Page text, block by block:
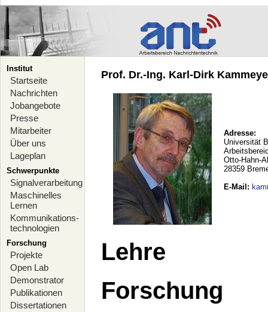
Institut
Startseite
Nachrichten
Jobangebote
Presse
Mitarbeiter
Über uns
Lageplan
Schwerpunkte
Signalverarbeitung
Maschinelles
Lernen
Kommunikations-
technologien
Forschung
Projekte
Open Lab
Demonstrator
Publikationen
Dissertationen
Prof. Dr.-Ing. Karl-Dirk
Adresse:
Universität
Otto-Hahn-
28359
E-Mail :
Lehre
Forschung